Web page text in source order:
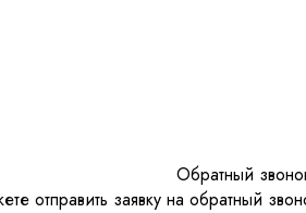
Обратный
отправить заявку на обратный